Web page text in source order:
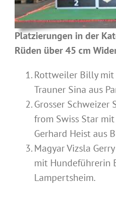
Platzierungen in der
Rüden über 45 cm
Rottweiler Billy
Trauner Sina aus
Grosser Schweizer
from Swiss Star
Gerhard Heist aus
Magyar Vizsla
mit Hundeführerin
Lampertsheim.